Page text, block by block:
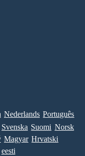
Nederlands Português
Svenska Suomi Norsk
Magyar Hrvatski
eesti